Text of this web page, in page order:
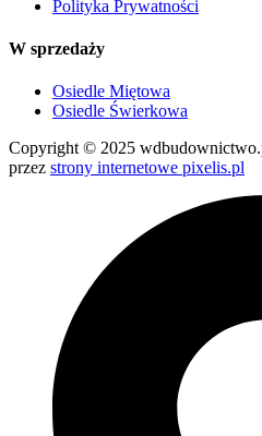
Polityka Prywatności
W sprzedaży
Osiedle Miętowa
Osiedle Świerkowa
Copyright © 2025
przez strony internetowe pixelis.pl